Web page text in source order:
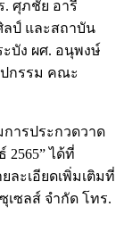
ศุภชัย อารี
ป์ และสถาบัน
บัง ผศ. อนุพงษ์
กรรม คณะ
ารประกวดวาด
ได้ที่
ละเอียดเพิ่มเติมที่
เซลส์ จำกัด โทร.